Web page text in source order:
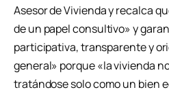
Asesor de Vivienda y recalca
de un papel consultivo» y
participativa, transparente y
general» porque «la vivienda
tratándose solo como un bien